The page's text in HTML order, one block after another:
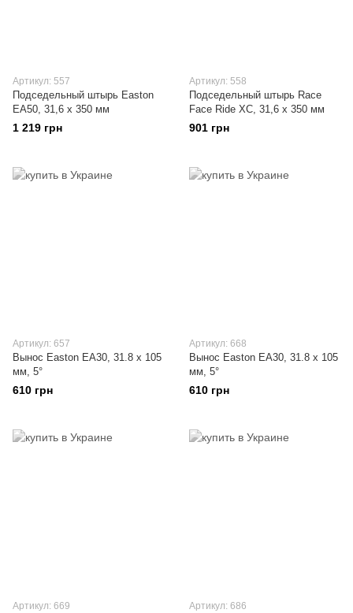
Артикул: 557
Подседельный штырь Easton
EA50, 31,6 x 350 мм
1 219 грн
Артикул: 558
Подседельный штырь Race
Face Ride XC, 31,6 x 350 мм
901 грн
Артикул: 657
Вынос Easton EA30, 31.8 х 105
мм, 5°
610 грн
Артикул: 668
Вынос Easton EA30, 31.8 х 105
мм, 5°
610 грн
Артикул: 669 Артикул: 686